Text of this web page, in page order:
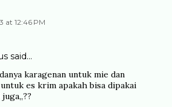
at 12:46 PM
said…
karagenan untuk mie dan
es krim apakah bisa dipakai